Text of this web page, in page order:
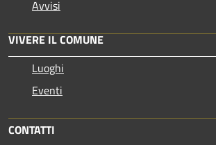
Avvisi
VIVERE IL COMUNE
Luoghi
Eventi
CONTATTI